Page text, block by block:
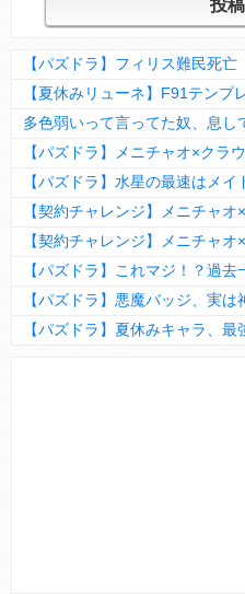
【パズドラ】フィリス難民死
【パズドラ】悪魔バッジ、実